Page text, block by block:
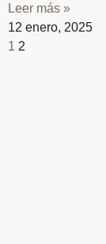
Leer más »
12 enero, 2025
1 2